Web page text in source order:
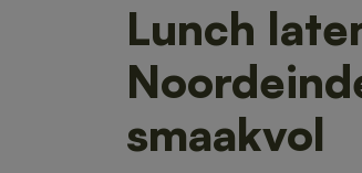
Lunch
smaakvol